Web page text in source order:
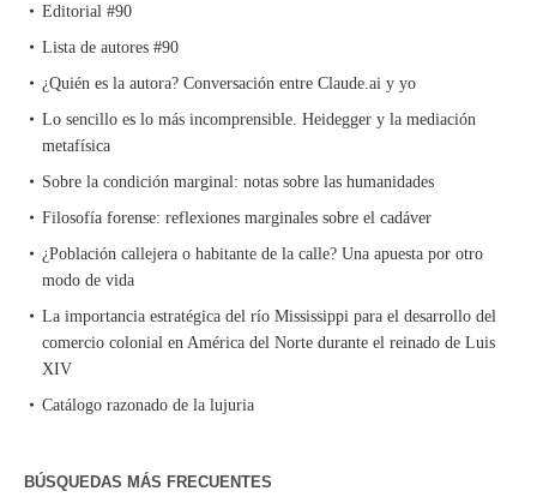
Editorial #90
Lista de autores #90
¿Quién es la autora? Conversación entre Claude.ai y yo
Lo sencillo es lo más incomprensible. Heidegger y la mediación
metafísica
Sobre la condición marginal: notas sobre las humanidades
Filosofía forense: reflexiones marginales sobre el cadáver
¿Población callejera o habitante de la calle? Una apuesta por otro
modo de vida
La importancia estratégica del río Mississippi para el desarrollo del
comercio colonial en América del Norte durante el reinado de Luis
XIV
Catálogo razonado de la lujuria
BÚSQUEDAS MÁS FRECUENTES